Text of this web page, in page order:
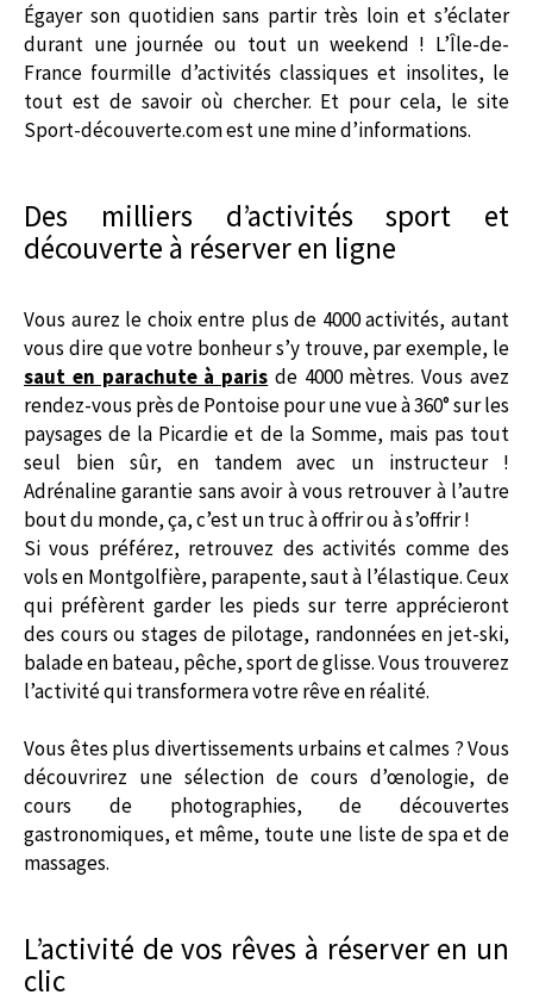
Égayer son quotidien sans partir très loin et s’éclater
durant une journée ou tout un weekend ! L’Île-de-
France fourmille d’activités classiques et insolites, le
tout est de savoir où chercher. Et pour cela, le site
Sport-découverte.com est une mine d’informations.
Des milliers d’activités sport et
découverte à réserver en ligne
Vous aurez le choix entre plus de 4000 activités, autant
vous dire que votre bonheur s’y trouve, par exemple, le
saut en parachute à paris de 4000 mètres. Vous avez
rendez-vous près de Pontoise pour une vue à 360° sur les
paysages de la Picardie et de la Somme, mais pas tout
seul bien sûr, en tandem avec un instructeur !
Adrénaline garantie sans avoir à vous retrouver à l’autre
bout du monde, ça, c’est un truc à offrir ou à s’offrir !
Si vous préférez, retrouvez des activités comme des
vols en Montgolfière, parapente, saut à l’élastique. Ceux
qui préfèrent garder les pieds sur terre apprécieront
des cours ou stages de pilotage, randonnées en jet-ski,
balade en bateau, pêche, sport de glisse. Vous trouverez
l’activité qui transformera votre rêve en réalité.
Vous êtes plus divertissements urbains et calmes ? Vous
découvrirez une sélection de cours d’œnologie, de
cours de photographies, de découvertes
gastronomiques, et même, toute une liste de spa et de
massages.
L’activité de vos rêves à réserver en un
clic